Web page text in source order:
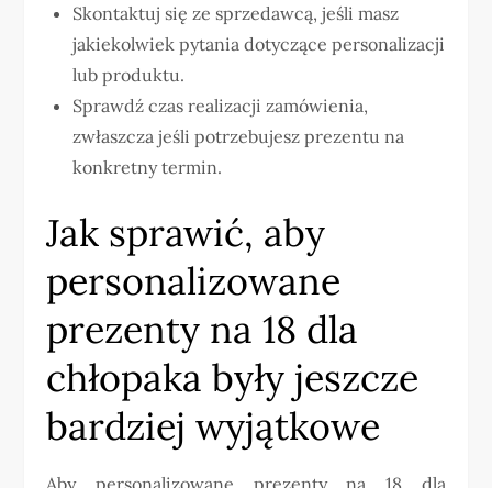
Skontaktuj się ze sprzedawcą, jeśli masz
jakiekolwiek pytania dotyczące personalizacji
lub produktu.
Sprawdź czas realizacji zamówienia,
zwłaszcza jeśli potrzebujesz prezentu na
konkretny termin.
Jak sprawić, aby
personalizowane
prezenty na 18 dla
chłopaka były jeszcze
bardziej wyjątkowe
Aby personalizowane prezenty na 18 dla